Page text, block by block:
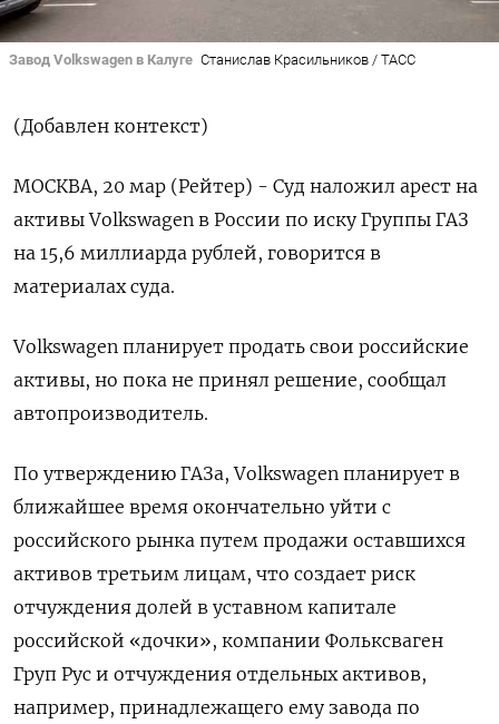
Завод Volkswagen в Калуге Станислав Красильников / ТАСС
(Добавлен контекст)
МОСКВА, 20 мар (Рейтер) - Суд наложил арест на
активы Volkswagen в России по иску Группы ГАЗ
на 15,6 миллиарда рублей, говорится в
материалах суда.
Volkswagen планирует продать свои российские
активы, но пока не принял решение, сообщал
автопроизводитель.
По утверждению ГАЗа, Volkswagen планирует в
ближайшее время окончательно уйти с
российского рынка путем продажи оставшихся
активов третьим лицам, что создает риск
отчуждения долей в уставном капитале
российской «дочки», компании Фольксваген
Груп Рус и отчуждения отдельных активов,
например, принадлежащего ему завода по